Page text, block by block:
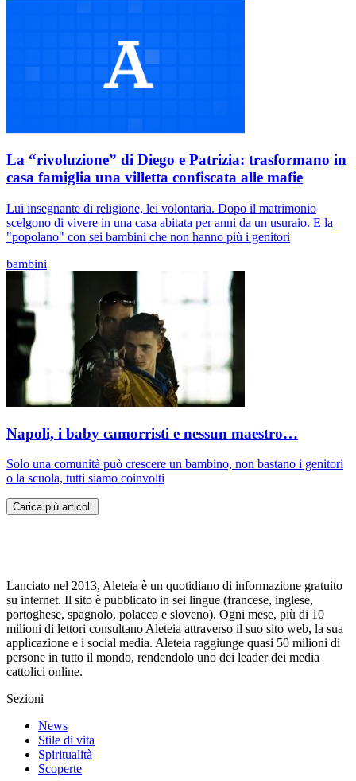
La “rivoluzione” di Diego e Patrizia: trasformano in
casa famiglia una villetta confiscata alle mafie
Lui insegnante di religione, lei volontaria. Dopo il matrimonio
scelgono di vivere in una casa abitata per anni da un usuraio. E la
"popolano" con sei bambini che non hanno più i genitori
bambini
Napoli, i baby camorristi e nessun maestro…
Solo una comunità può crescere un bambino, non bastano i genitori
o la scuola, tutti siamo coinvolti
Carica più articoli
Lanciato nel 2013, Aleteia è un quotidiano di informazione gratuito
su internet. Il sito è pubblicato in sei lingue (francese, inglese,
portoghese, spagnolo, polacco e sloveno). Ogni mese, più di 10
milioni di lettori consultano Aleteia attraverso il suo sito web, la sua
applicazione e i social media. Aleteia raggiunge quasi 50 milioni di
persone in tutto il mondo, rendendolo uno dei leader dei media
cattolici online.
Sezioni
News
Stile di vita
Spiritualità
Scoperte